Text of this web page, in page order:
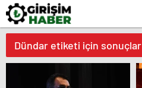
Dündar etiketi için sonuçlar